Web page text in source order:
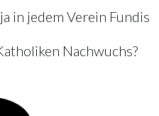
in jedem Verein Fundis
Nachwuchs?